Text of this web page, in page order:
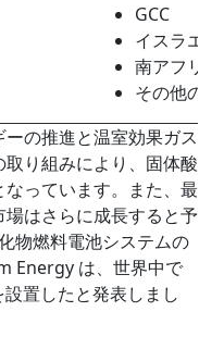
GCC
イスラエ
南アフリ
その他の
の推進と温室効果ガス
り組みにより、固体酸
っています。また、最
はさらに成長すると予
物燃料電池システムの
Energy は、世界中で
置したと発表しまし